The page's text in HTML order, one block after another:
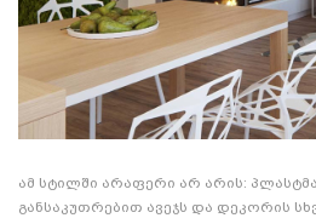
ამ სტილში არაფერი არ არის:
განსაკუთრებით ავეჯს და დეკორის